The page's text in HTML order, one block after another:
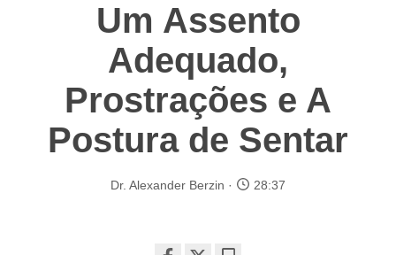
Um Assento
Adequado,
Prostrações e A
Postura de Sentar
Dr. Alexander Berzin 28:37